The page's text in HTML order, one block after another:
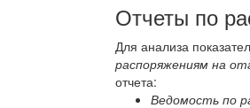
Отчеты по
Для анализа
распоряжениям на
отчета:
Ведомость по